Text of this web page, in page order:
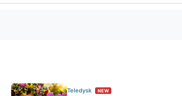
Teledysk NEW